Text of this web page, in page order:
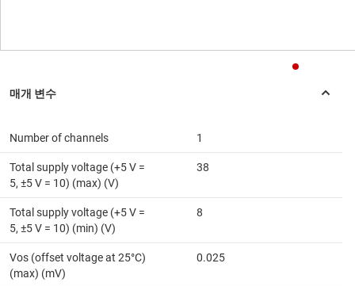
Number of channels 1
Total supply voltage (+5 V =
5, ±5 V = 10) (max) (V)
38
Total supply voltage (+5 V =
5, ±5 V = 10) (min) (V)
8
Vos (offset voltage at 25°C)
(max) (mV)
0.025